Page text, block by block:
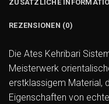
ZUSÄTZLICHE
REZENSIONEN (0)
Die Ates Kehribari
Meisterwerk
erstklassigem Material,
Eigenschaften von